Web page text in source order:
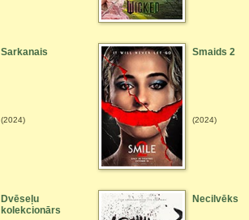
Sarkanais
(2024)
Smaids 2
(2024)
Dvēseļu
kolekcionārs
Necilvēks